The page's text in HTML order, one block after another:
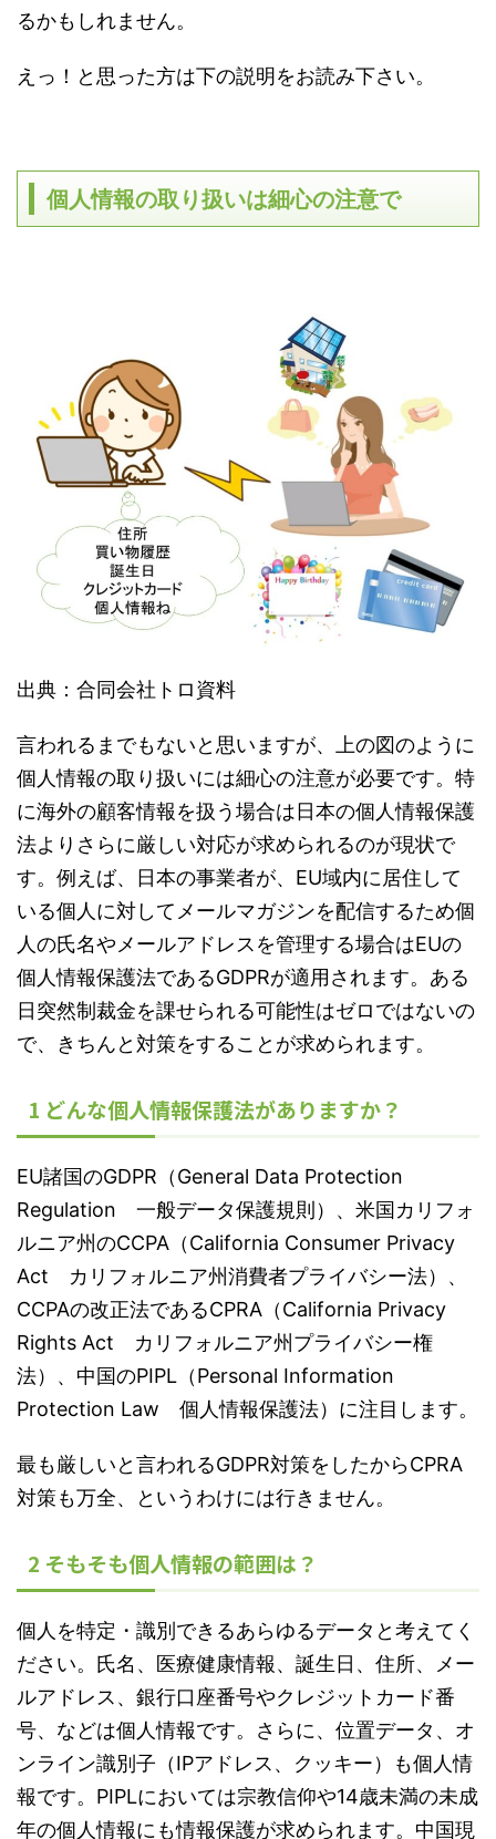
るかもしれません。
えっ！と思った方は下の説明をお読み下さい。
個人情報の取り扱いは細心の注意で
出典：合同会社トロ資料
言われるまでもないと思いますが、上の図のように
個人情報の取り扱いには細心の注意が必要です。特
に海外の顧客情報を扱う場合は日本の個人情報保護
法よりさらに厳しい対応が求められるのが現状で
す。例えば、日本の事業者が、EU域内に居住して
いる個人に対してメールマガジンを配信するため個
人の氏名やメールアドレスを管理する場合はEUの
個人情報保護法であるGDPRが適用されます。ある
日突然制裁金を課せられる可能性はゼロではないの
で、きちんと対策をすることが求められます。
1 どんな個人情報保護法がありますか？
EU諸国のGDPR（General Data Protection
Regulation 一般データ保護規則）、米国カリフォ
ルニア州のCCPA（California Consumer Privacy
Act カリフォルニア州消費者プライバシー法）、
CCPAの改正法であるCPRA（California Privacy
Rights Act カリフォルニア州プライバシー権
法）、中国のPIPL（Personal Information
Protection Law 個人情報保護法）に注目します。
最も厳しいと言われるGDPR対策をしたからCPRA
対策も万全、というわけには行きません。
2 そもそも個人情報の範囲は？
個人を特定・識別できるあらゆるデータと考えてく
ださい。氏名、医療健康情報、誕生日、住所、メー
ルアドレス、銀行口座番号やクレジットカード番
号、などは個人情報です。さらに、位置データ、オ
ンライン識別子（IPアドレス、クッキー）も個人情
報です。PIPLにおいては宗教信仰や14歳未満の未成
年の個人情報にも情報保護が求められます。中国現